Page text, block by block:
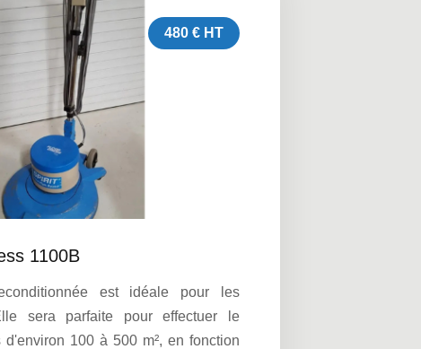
480 € HT
1100B
est idéale pour les
sera parfaite pour effectuer le
d'environ 100 à 500 m², en fonction